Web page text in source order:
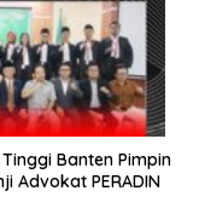
Banten Pimpin
Advokat PERADIN